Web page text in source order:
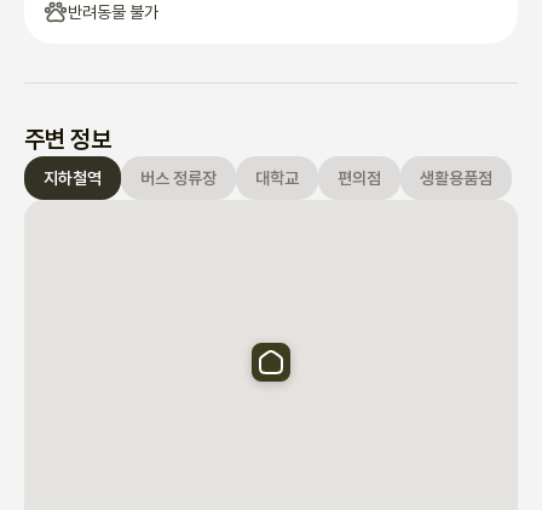
반려동물 불가
주변 정보
지하철역 버스 정류장 대학교 편의점 생활용품점